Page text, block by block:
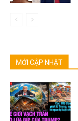
MỚI CẬP NHẬT